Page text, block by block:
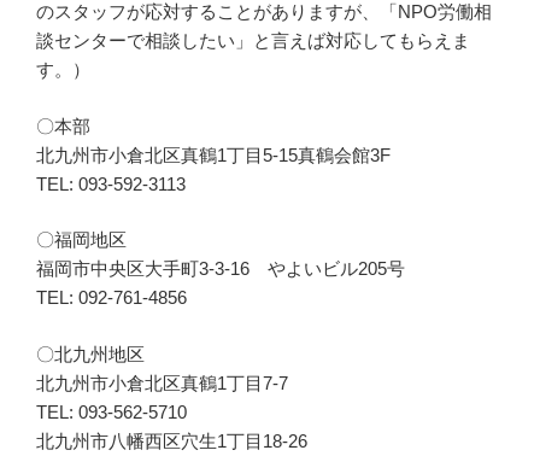
のスタッフが応対することがありますが、「NPO労働相
談センターで相談したい」と言えば対応してもらえま
す。）
〇本部
北九州市小倉北区真鶴1丁目5-15真鶴会館3F
TEL: 093-592-3113
〇福岡地区
福岡市中央区大手町3-3-16 やよいビル205号
TEL: 092-761-4856
〇北九州地区
北九州市小倉北区真鶴1丁目7-7
TEL: 093-562-5710
北九州市八幡西区穴生1丁目18-26